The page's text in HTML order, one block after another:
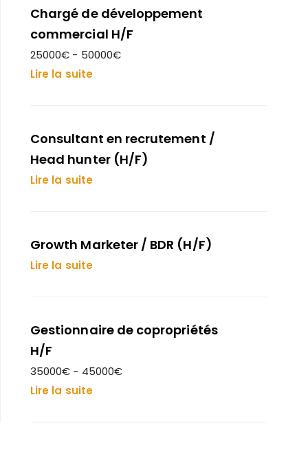
Chargé de développement
commercial H/F
25000€ - 50000€
Lire la suite
Consultant en recrutement /
Head hunter (H/F)
Lire la suite
Growth Marketer / BDR (H/F)
Lire la suite
Gestionnaire de copropriétés
H/F
35000€ - 45000€
Lire la suite